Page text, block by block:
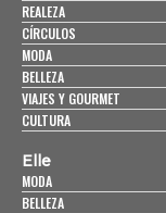
REALEZA
CÍRCULOS
MODA
BELLEZA
VIAJES Y GOURMET
CULTURA
Elle
MODA
BELLEZA